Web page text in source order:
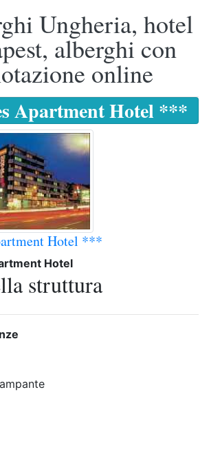
Ungheria, hotel
alberghi con
online
Apartment Hotel ***
Hotel ***
Hotel
struttura